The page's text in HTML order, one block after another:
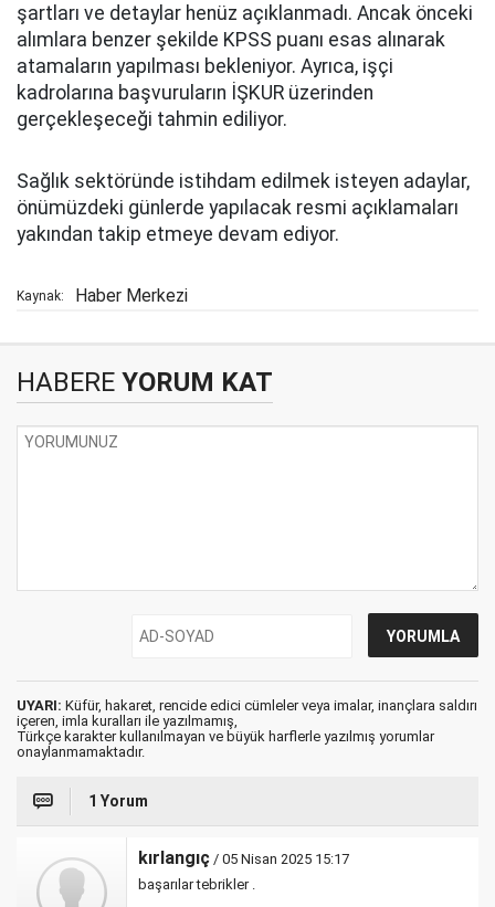
şartları ve detaylar henüz açıklanmadı. Ancak önceki
alımlara benzer şekilde KPSS puanı esas alınarak
atamaların yapılması bekleniyor. Ayrıca, işçi
kadrolarına başvuruların İŞKUR üzerinden
gerçekleşeceği tahmin ediliyor.
Sağlık sektöründe istihdam edilmek isteyen adaylar,
önümüzdeki günlerde yapılacak resmi açıklamaları
yakından takip etmeye devam ediyor.
Kaynak: Haber Merkezi
HABERE YORUM KAT
UYARI: Küfür, hakaret, rencide edici cümleler veya imalar, inançlara saldırı
içeren, imla kuralları ile yazılmamış,
Türkçe karakter kullanılmayan ve büyük harflerle yazılmış yorumlar
onaylanmamaktadır.
1 Yorum
kırlangıç / 05 Nisan 2025 15:17
başarılar tebrikler .